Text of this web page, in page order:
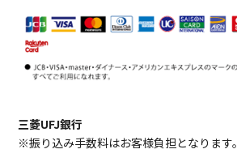
三菱UFJ銀行
※振り込み手数料はお客様負担となります。